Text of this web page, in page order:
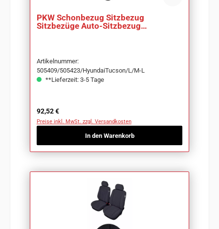
PKW Schonbezug Sitzbezug
Sitzbezüge Auto-Sitzbezug
Artikelnummer:
505409/505423/HyundaiTucson/L/M-L
**Lieferzeit: 3-5 Tage
Regulärer Preis:
92,52 €
Preise inkl. MwSt. zzgl. Versandkosten
In den Warenkorb